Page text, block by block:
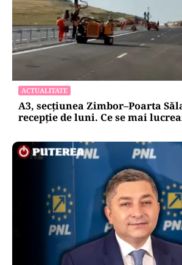
ACTUALITATE
A3, secțiunea Zimbor–Poarta
recepție de luni. Ce se mai